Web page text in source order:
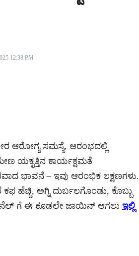
12:38 PM
ಆರೋಗ್ಯ ಸಮಸ್ಯೆ. ಆರಂಭದಲ್ಲಿ
ಯಕೃತ್ತಿನ ಕಾರ್ಯಕ್ಷಮತೆ
ಭಾವನೆ – ಇವು ಆರಂಭಿಕ ಲಕ್ಷಣಗಳು.
ಹೆಚ್ಚಿ, ಅಗ್ನಿ ದುರ್ಬಲಗೊಂಡು, ಕೊಬ್ಬು
ಚಾನೆಲ್ ಗೆ ಈ ಕೂಡಲೇ ಜಾಯಿನ್ ಆಗಲು ಇಲ್ಲಿ